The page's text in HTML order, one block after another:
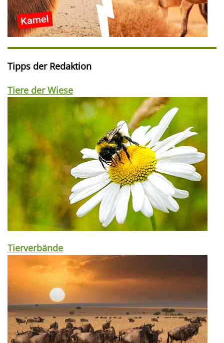
Tipps der Redaktion
Tiere der Wiese
Tierverbände